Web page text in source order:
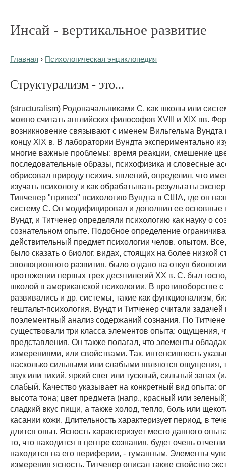
Инсай - вертикальное развитие
Главная › Психологическая энциклопедия
Структурализм - это...
(structuralism) Родоначальниками С. как школы или
можно считать английских философов XVIII и XIX вв.
возникновение связывают с именем Вильгельма Вундта
концу XIX в. В лаборатории Вундта экспериментально
многие важные проблемы: время реакции, смешение
последовательные образы, психофизика и словесные
обрисовал природу психич. явлений, определил, что
изучать психологу и как обрабатывать результаты
Тинченер "привез" психологию Вундта в США, где он
систему С. Он модифицировал и дополнил ее основные
Вундт, и Титченер определяли психологию как науку о
сознательном опыте. Подобное определение
действительный предмет психологии челов. опытом.
было сказать о биолог. видах, стоящих на более низкой
эволюционного развития, было отдано на откуп
протяжении первых трех десятилетий XX в. С. был
школой в американской психологии. В противоборстве
развивались и др. системы, такие как функционализм,
гештальт-психология. Вундт и Титченер считали задачей
поэлементный анализ содержаний сознания. По
существовали три класса элементов опыта: ощущения,
представления. Он также полагал, что элементы
измерениями, или свойствами. Так, интенсивность
насколько сильными или слабыми являются ощущения,
звук или тихий, яркий свет или тусклый, сильный запах
слабый. Качество указывает на конкретный вид опыта:
высота тона; цвет предмета (напр., красный или
сладкий вкус пищи, а также холод, тепло, боль или
касании кожи. Длительность характеризует период, в
длится опыт. Ясность характеризует место данного
то, что находится в центре сознания, будет очень
находится на его периферии, - туманным. Элементы
измерения ясность. Титченер описал также свойство